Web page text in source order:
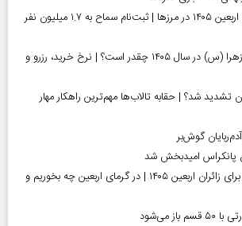
آغاز رسمی برنامه‌های اربعین ۱۴۰۵ در مرز‌ها | ثبت‌نام سماح به ۱.۷ میلیون نفر
قیمت قبر در بهشت زهرا (س) در سال ۱۴۰۵ چقدر است؟ | نرخ خرید، رزرو و
تشدید شد؟ | حقابه تالاب‌ها مهم‌ترین راهکار مهار
گوش‌بر
امیدبخش شد
توصیه‌های تغذیه‌ای برای زائران اربعین ۱۴۰۵ | در گرمای اربعین چه بخوریم و
می‌شود